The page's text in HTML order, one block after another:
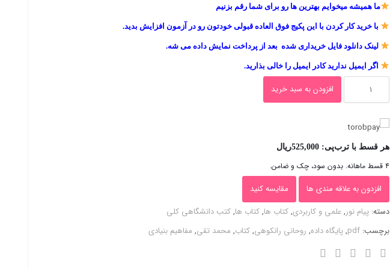
اصلی
5,250,000ریال
بود.
فعلی
2,100,000ریال
است.
ما همیشه میخوایم بهترین ها رو برای شما رقم بزنیم
با خرید کار کردن با این پکیج فوق العاده قبولی خودتون رو در آزمون افزایش بدید.
لینک دانلود فایل خریداری شده بعد از پرداخت نمایش داده می شه.
اگر ایمیل ندارید کادر ایمیل را خالی بذارید.
کتاب
مفاهیم
بنیادی
پایگاه
داده
عدد
افزودن به سبد خرید
هر قسط با ترب‌پی:525,000ریال
۴ قسط ماهانه. بدون سود، چک و ضامن.
افزدون به علاقه مندی ها
مقایسه کنید
دسته:پیام نور,علمی و کاربردی,کتاب ها,کتاب ها,کتب دانشگاهی کلی
برچسب:pdf
,پایگاه داده, روحانی رانکوهی,کتاب, محمد تقی, مفاهیم بنیادی